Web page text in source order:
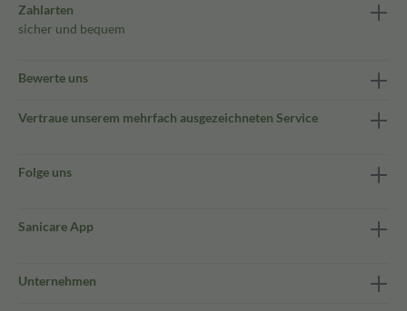
Zahlarten
sicher und bequem
Bewerte uns
Vertraue unserem mehrfach ausgezeichneten Service
Folge uns
Sanicare App
Unternehmen